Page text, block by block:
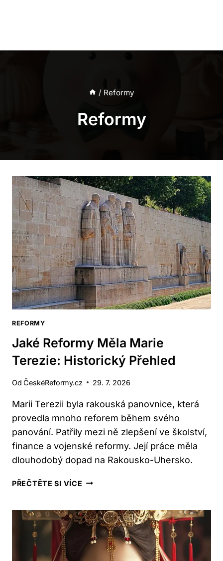
/ Reformy
Reformy
REFORMY
Jaké Reformy Měla Marie
Terezie: Historický Přehled
Od ČeskéReformy.cz 29. 7. 2026
Marii Terezii byla rakouská panovnice, která
provedla mnoho reforem během svého
panování. Patřily mezi ně zlepšení ve školství,
finance a vojenské reformy. Její práce měla
dlouhodobý dopad na Rakousko-Uhersko.
PŘEČTĚTE SI VÍCE JAKÉ
MARIE
TEREZIE:
HISTORICKÝ
PŘEHLED